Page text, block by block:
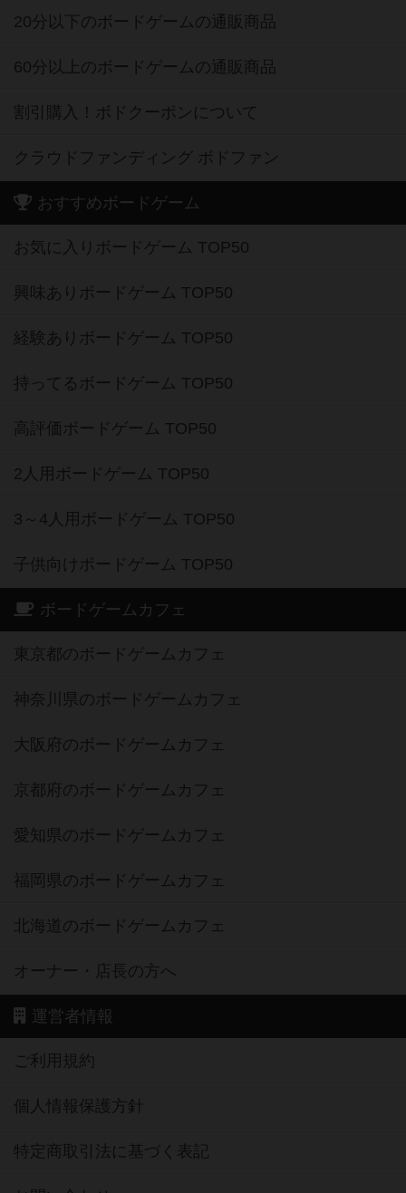
20分以下のボードゲームの通販商品
60分以上のボードゲームの通販商品
割引購入！ボドクーポンについて
クラウドファンディング ボドファン
おすすめボードゲーム
お気に入りボードゲーム TOP50
興味ありボードゲーム TOP50
経験ありボードゲーム TOP50
持ってるボードゲーム TOP50
高評価ボードゲーム TOP50
2人用ボードゲーム TOP50
3～4人用ボードゲーム TOP50
子供向けボードゲーム TOP50
ボードゲームカフェ
東京都のボードゲームカフェ
神奈川県のボードゲームカフェ
大阪府のボードゲームカフェ
京都府のボードゲームカフェ
愛知県のボードゲームカフェ
福岡県のボードゲームカフェ
北海道のボードゲームカフェ
オーナー・店長の方へ
運営者情報
ご利用規約
個人情報保護方針
特定商取引法に基づく表記